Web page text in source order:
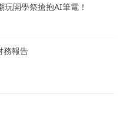
玩開學祭搶抱AI筆電！
務報告